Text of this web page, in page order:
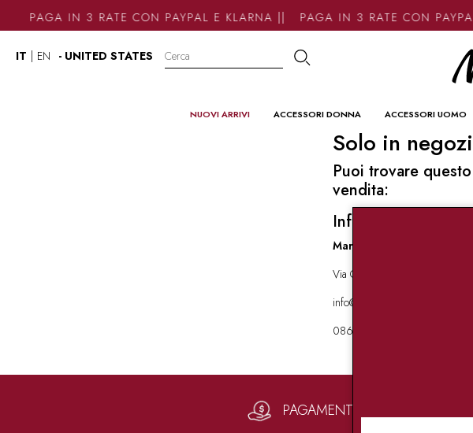
PAGA IN 3 RATE CON PAYPAL E KLARNA || PAGA IN 3 RATE CON
IT EN - UNITED STATES
NUOVI ARRIVI ACCESSORI DONNA ACCESSORI UOMO
Solo in
Puoi trovare
vendita:
Info contatti
Marynda
Via Garibaldi 136 67051
info@marynda.com
08631871946
PAGAMENTI SICURI